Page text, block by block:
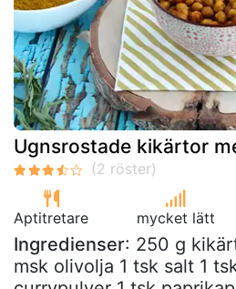
Ugnsrostade kikärtor
Aptitretare mycket lätt
Ingredienser: 250 g
msk olivolja 1 tsk salt 1